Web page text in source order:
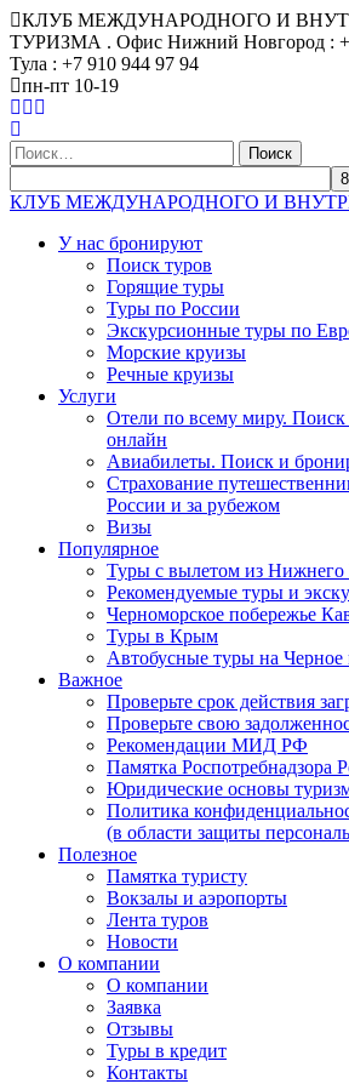
КЛУБ МЕЖДУНАРОДНОГО И
ТУРИЗМА . Офис Нижний Новгород :
Тула : +7 910 944 97 94
пн-пт 10-19
Найти:
КЛУБ МЕЖДУНАРОДНОГО И
У нас бронируют
Поиск туров
Горящие туры
Туры по России
Экскурсионные туры по
Морские круизы
Речные круизы
Услуги
Отели по всему миру.
онлайн
Авиабилеты. Поиск и
Страхование
России и за рубежом
Визы
Популярное
Туры с вылетом из Нижнего
Рекомендуемые туры и
Черноморское побережье
Туры в Крым
Автобусные туры на Черное
Важное
Проверьте срок действия
Проверьте свою
Рекомендации МИД РФ
Памятка Роспотребнадзора
Юридические основы
Политика
(в области защиты
Полезное
Памятка туристу
Вокзалы и аэропорты
Лента туров
Новости
О компании
О компании
Заявка
Отзывы
Туры в кредит
Контакты